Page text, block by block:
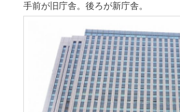
手前が旧庁舎。後ろが新庁舎。